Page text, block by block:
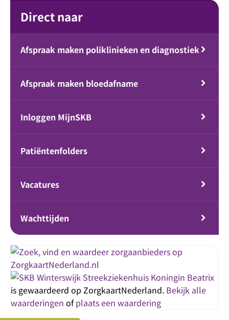
Direct naar
Afspraak maken poliklinieken en diagnostiek
Afspraak maken bloedafname
Inloggen MijnSKB
Patiëntenfolders
Vacatures
Wachttijden
Streekziekenhuis Koningin Beatrix
is gewaardeerd op ZorgkaartNederland. Bekijk alle
waarderingen ofplaats een waardering